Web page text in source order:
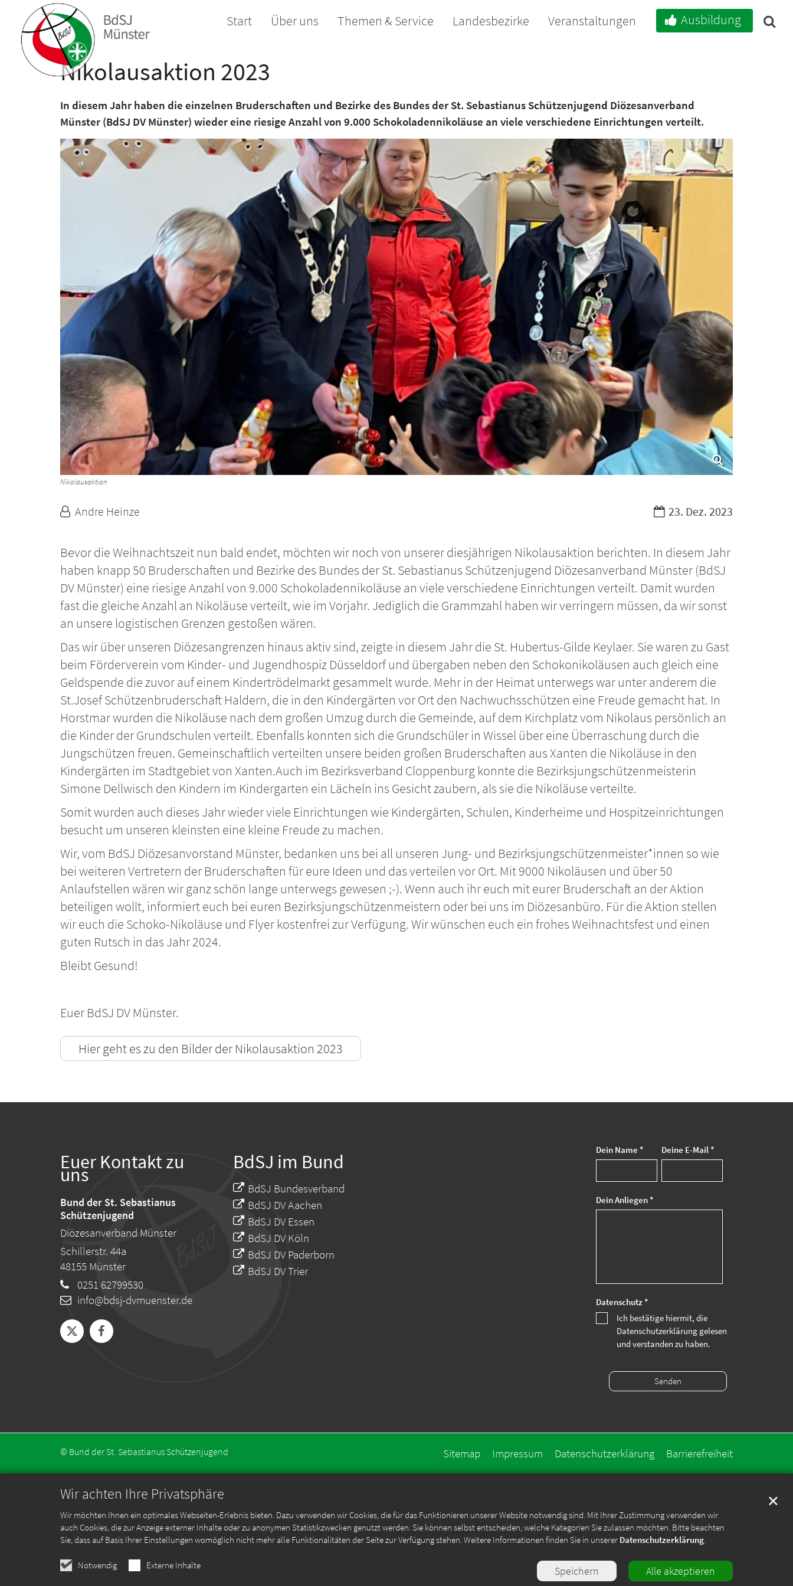
Wir achten Ihre Privatsphäre
Wir möchten Ihnen ein optimales Webseiten-Erlebnis bieten. Dazu verwenden wir Cookies, die für das Funktionieren unserer Website notwendig sind. Mit Ihrer Zustimmung verwenden wir
auch Cookies, die zur Anzeige externer Inhalte oder zu anonymen Statistikzwecken genutzt werden. Sie können selbst entscheiden, welche Kategorien Sie zulassen möchten. Bitte beachten
Sie, dass auf Basis Ihrer Einstellungen womöglich nicht mehr alle Funktionalitäten der Seite zur Verfügung stehen. Weitere Informationen finden Sie in unserer Datenschutzerklärung.
Notwendig Externe Inhalte Speichern Alle akzeptieren
✕
Zum Inhalt springen
Start Über uns Themen & Service Landesbezirke Veranstaltungen Ausbildung
Nikolausaktion 2023
In diesem Jahr haben die einzelnen Bruderschaften und Bezirke des Bundes der St. Sebastianus Schützenjugend Diözesanverband
Münster (BdSJ DV Münster) wieder eine riesige Anzahl von 9.000 Schokoladennikoläuse an viele verschiedene Einrichtungen verteilt.
Nikolausaktion
Datum:
23. Dez. 2023
Von:Andre Heinze
Bevor die Weihnachtszeit nun bald endet, möchten wir noch von unserer diesjährigen Nikolausaktion berichten. In diesem Jahr
haben knapp 50 Bruderschaften und Bezirke des Bundes der St. Sebastianus Schützenjugend Diözesanverband Münster (BdSJ
DV Münster) eine riesige Anzahl von 9.000 Schokoladennikoläuse an viele verschiedene Einrichtungen verteilt. Damit wurden
fast die gleiche Anzahl an Nikoläuse verteilt, wie im Vorjahr. Jediglich die Grammzahl haben wir verringern müssen, da wir sonst
an unsere logistischen Grenzen gestoßen wären.
Das wir über unseren Diözesangrenzen hinaus aktiv sind, zeigte in diesem Jahr die St. Hubertus-Gilde Keylaer. Sie waren zu Gast
beim Förderverein vom Kinder- und Jugendhospiz Düsseldorf und übergaben neben den Schokonikoläusen auch gleich eine
Geldspende die zuvor auf einem Kindertrödelmarkt gesammelt wurde. Mehr in der Heimat unterwegs war unter anderem die
St.Josef Schützenbruderschaft Haldern, die in den Kindergärten vor Ort den Nachwuchsschützen eine Freude gemacht hat. In
Horstmar wurden die Nikoläuse nach dem großen Umzug durch die Gemeinde, auf dem Kirchplatz vom Nikolaus persönlich an
die Kinder der Grundschulen verteilt. Ebenfalls konnten sich die Grundschüler in Wissel über eine Überraschung durch die
Jungschützen freuen. Gemeinschaftlich verteilten unsere beiden großen Bruderschaften aus Xanten die Nikoläuse in den
Kindergärten im Stadtgebiet von Xanten.Auch im Bezirksverband Cloppenburg konnte die Bezirksjungschützenmeisterin
Simone Dellwisch den Kindern im Kindergarten ein Lächeln ins Gesicht zaubern, als sie die Nikoläuse verteilte.
Somit wurden auch dieses Jahr wieder viele Einrichtungen wie Kindergärten, Schulen, Kinderheime und Hospitzeinrichtungen
besucht um unseren kleinsten eine kleine Freude zu machen.
Wir, vom BdSJ Diözesanvorstand Münster, bedanken uns bei all unseren Jung- und Bezirksjungschützenmeister*innen so wie
bei weiteren Vertretern der Bruderschaften für eure Ideen und das verteilen vor Ort. Mit 9000 Nikoläusen und über 50
Anlaufstellen wären wir ganz schön lange unterwegs gewesen ;-). Wenn auch ihr euch mit eurer Bruderschaft an der Aktion
beteiligen wollt, informiert euch bei euren Bezirksjungschützenmeistern oder bei uns im Diözesanbüro. Für die Aktion stellen
wir euch die Schoko-Nikoläuse und Flyer kostenfrei zur Verfügung. Wir wünschen euch ein frohes Weihnachtsfest und einen
guten Rutsch in das Jahr 2024.
Bleibt Gesund!
Euer BdSJ DV Münster.
Hier geht es zu den Bilder der Nikolausaktion 2023
Euer Kontakt zu
uns
Bund der St. Sebastianus
Schützenjugend
Diözesanverband Münster
Schillerstr. 44a
48155 Münster
0251 62799530
info@bdsj-dvmuenster.de
BdSJ im Bund
BdSJ Bundesverband
BdSJ DV Aachen
BdSJ DV Essen
BdSJ DV Köln
BdSJ DV Paderborn
BdSJ DV Trier
Dein Name * Deine E-Mail *
Dein Anliegen *
Datenschutz *
Ich bestätige hiermit, die
Datenschutzerklärung gelesen
und verstanden zu haben.
Sitemap Impressum Datenschutzerklärung Barrierefreiheit
© Bund der St. Sebastianus Schützenjugend